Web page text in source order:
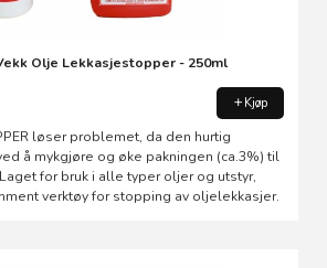
Olje Lekkasjestopper - 250ml
Kjøp
løser problemet, da den hurtig
å mykgjøre og øke pakningen (ca.3%) til
for bruk i alle typer oljer og utstyr,
verktøy for stopping av oljelekkasjer.